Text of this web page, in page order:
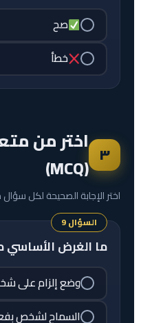
صح
خطأ
٣ اختر من
(MCQ)
اختر الإجابة الصحيحة لكل
السؤال 9
ما الغرض الأساسي
وضع إلزام على
السماح لشخص